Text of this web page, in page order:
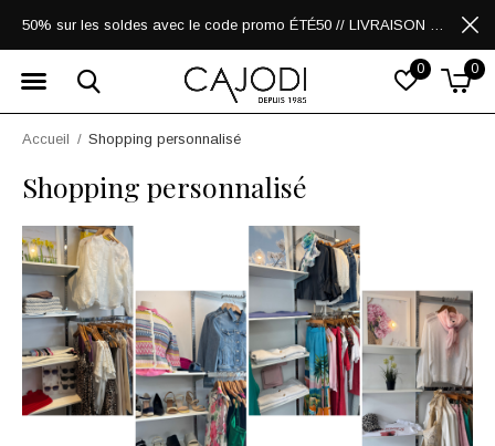
0 0
50% sur les soldes avec le code promo ÉTÉ50 // LIVRAISON GRATUITE POUR LES ACHATS DE 250$ ET PLUS
Accueil Shopping personnalisé
Shopping personnalisé